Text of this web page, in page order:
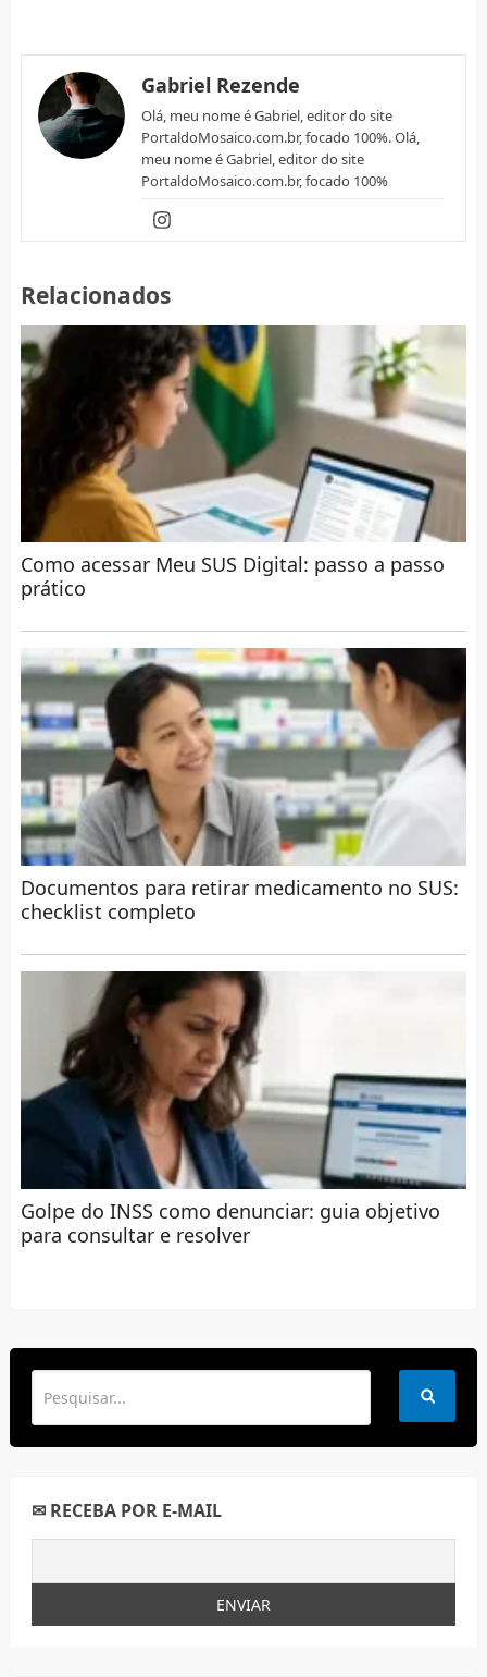
Gabriel Rezende
Olá, meu nome é Gabriel, editor do site
PortaldoMosaico.com.br, focado 100%. Olá,
meu nome é Gabriel, editor do site
PortaldoMosaico.com.br, focado 100%
Relacionados
Como acessar Meu SUS Digital: passo a passo
prático
Documentos para retirar medicamento no SUS:
checklist completo
Golpe do INSS como denunciar: guia objetivo
para consultar e resolver
✉ RECEBA POR E-MAIL